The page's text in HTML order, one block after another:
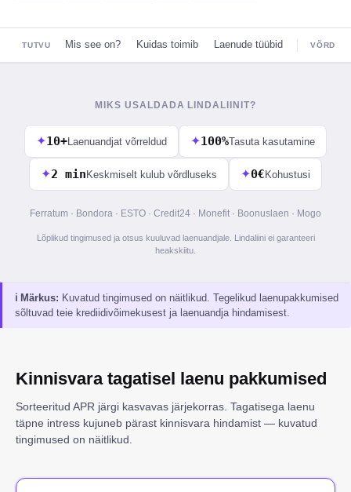
TUTVU Mis see on? Kuidas toimib Laenude tüübid
MIKS USALDADA LINDALIINIT?
✦10+Laenuandjat võrreldud ✦100%Tasuta kasutamine
✦2 minKeskmiselt kulub võrdluseks ✦0€Kohustusi
Ferratum · Bondora · ESTO · Credit24 · Monefit · Boonuslaen · Mogo
Lõplikud tingimused ja otsus kuuluvad laenuandjale. Lindaliini ei garanteeri
heakskiitu.
ℹ Märkus: Kuvatud tingimused on näitlikud. Tegelikud laenupakkumised
sõltuvad teie krediidivõimekusest ja laenuandja hindamisest.
Kinnisvara tagatisel laenu pakkumised
Sorteeritud APR järgi kasvavas järjekorras. Tagatisega laenu
täpne intress kujuneb pärast kinnisvara hindamist — kuvatud
tingimused on näitlikud.